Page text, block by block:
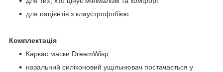
для пацієнтів з клаустрофобією
Комплектація
Каркас маски DreamWisp
назальний силіконовий ущільнювач постачається у